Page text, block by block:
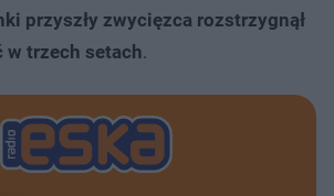
przyszły zwycięzca rozstrzygnął
w trzech setach.